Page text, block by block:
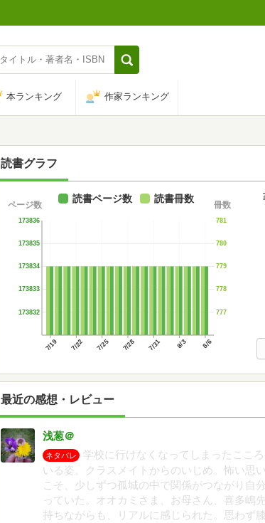
本ランキング 作家ランキング
読書グラフ
7/19 7/22 7/25 7/28 7/31 8/3 8/6
173832
173833
173834
173835
173836
ページ数
777
778
779
780
781
冊数
読書ページ数 読書冊数
最近の感想・レビュー
浅葱＠
ネタバレ
学校に行けなくなってしまったここ
いる姿。クラスメイトからのいじめ。怖い思
こそ、少しずつ孤城の中で関係がつながり自
っていた。オオカミさま、お母さん、喜多嶋
持ちながらも、リアルに感じられた。思わず